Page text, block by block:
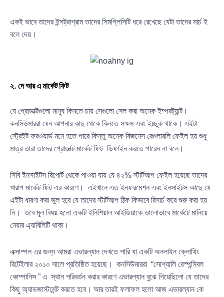
একই ভাবে তাদের ইন্সট্রাগ্রাম তাদের সিমপ্লিসিটি ধরে রেখেছে যেটা তাদের মার্চ ই
বলে দেয়।
২. দে আর এ মার্কেট ফিট
যে প্রোডাক্টগুলো মানুষ কিনতে চায় সেগুলো সেল করা অনেক ইম্পরট্যান্ট।
কনসিউমাররা যেন আপনার কাছ থেকে কিনতে সক্ষম এবং ইচ্ছুক থাকে। এইটা
স্ট্রেইট ফরওয়ার্ড মনে হতে পারে কিন্তু অনেক বিজনেস রেগুলারলি ফেইল হয় শুধু
মাত্র তারা তাদের প্রোডাক্ট মার্কেট ফিট ডিফাইন করতে পারেন না বলে।
সিবি ইনসাইটস রিপোর্ট থেকে পাওয়া যায় যে ৪২% স্টার্টআপ ফেইল হয়েছে তাদের
খারাপ মার্কেট ফিট এর কারণে। এইখানে এত ইনফরমেশন এবং ইনসাইটস আছে যে
এইটা ধারণা করা ভুল হবে যে তাদের স্টার্টআপ ঠিক কিভাবে রিসার্চ করে শুরু করা হয়
নি। তবে মূল বিষয় হলো একটি ইনিশিয়াল আইডিয়াকে ভালোভাবে মার্কেটে মানিয়ে
নেয়ার এ্যাবিলিটি থাকা।
এক্সাম্পল এর জন্য আমরা এভারল্যান দেখতে পারি যা একটি অনলাইন ক্লোথিং
রিটেইলার ২০১০ সালে প্রতিষ্ঠিত হয়েছে। কনসিউমাররা “সোশ্যালি রেস্পন্সিবল
কোম্পানিস ” এ স্থান পরিবর্তন করার কারণে এভারল্যান বুঝে গিয়েছিলো যে তাদের
কিছু অ্যাডজাস্টমেন্ট করতে হবে। আর তারই ফলাফল হলো আজ এভারল্যান কে